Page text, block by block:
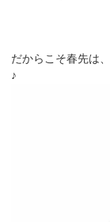
だからこそ春先は
♪